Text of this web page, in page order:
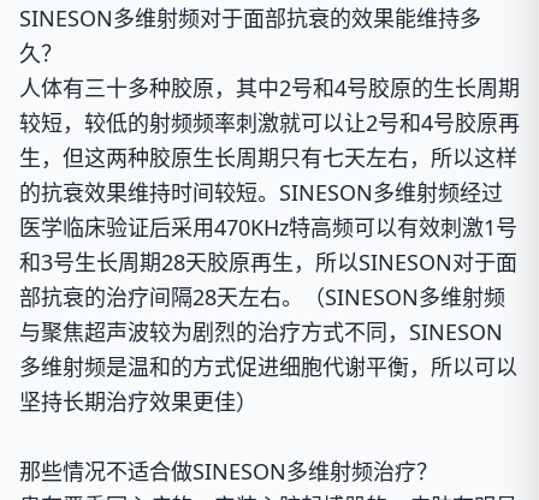
SINESON多维射频对于面部抗衰的效果能维持多
久？
人体有三十多种胶原，其中2号和4号胶原的生长周期
较短，较低的射频频率刺激就可以让2号和4号胶原再
生，但这两种胶原生长周期只有七天左右，所以这样
的抗衰效果维持时间较短。SINESON多维射频经过
医学临床验证后采用470KHz特高频可以有效刺激1号
和3号生长周期28天胶原再生，所以SINESON对于面
部抗衰的治疗间隔28天左右。（SINESON多维射频
与聚焦超声波较为剧烈的治疗方式不同，SINESON
多维射频是温和的方式促进细胞代谢平衡，所以可以
坚持长期治疗效果更佳）
那些情况不适合做SINESON多维射频治疗？